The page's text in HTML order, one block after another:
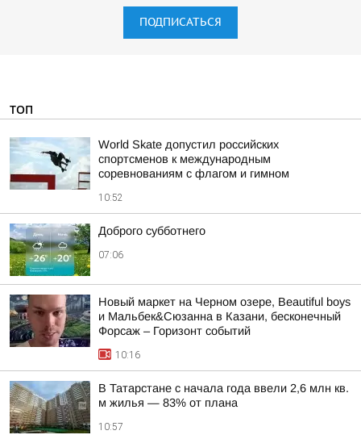
ПОДПИСАТЬСЯ
ТОП
World Skate допустил российских
спортсменов к международным
соревнованиям с флагом и гимном
10:52
Доброго субботнего
07:06
Новый маркет на Черном озере, Beautiful boys
и Мальбек&Сюзанна в Казани, бесконечный
Форсаж – Горизонт событий
10:16
В Татарстане с начала года ввели 2,6 млн кв.
м жилья — 83% от плана
10:57